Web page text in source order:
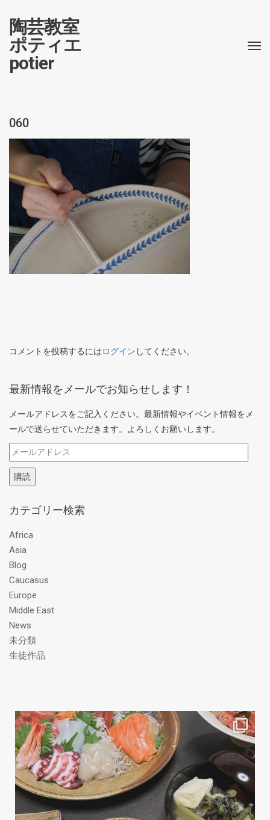
陶芸教室
ポティエ
potier
060
コメントを投稿するにはログイン してください。
最新情報をメールでお知らせします！
メールアドレスをご記入ください。最新情報やイベント情報をメ
ールで送らせていただきます。よろしくお願いします。
メ
ー
ル
ド
ス
購読
カテゴリー検索
Africa
Asia
Blog
Caucasus
Europe
Middle East
News
未分類
生徒作品